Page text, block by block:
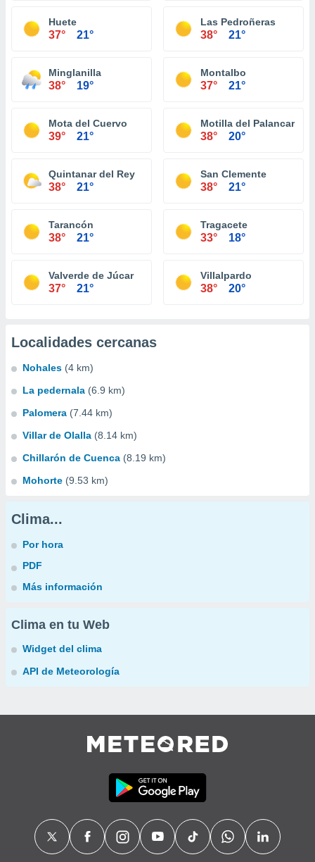
Huete
37° 21°
Las Pedroñeras
38° 21°
Minglanilla
38° 19°
Montalbo
37° 21°
Mota del Cuervo
39° 21°
Motilla del Palancar
38° 20°
Quintanar del Rey
38° 21°
San Clemente
38° 21°
Tarancón
38° 21°
Tragacete
33° 18°
Valverde de Júcar
37° 21°
Villalpardo
38° 20°
Localidades cercanas
Nohales (4 km)
La pedernala (6.9 km)
Palomera (7.44 km)
Villar de Olalla (8.14 km)
Chillarón de Cuenca (8.19 km)
Mohorte (9.53 km)
Clima...
Por hora
PDF
Más información
Clima en tu Web
Widget del clima
API de Meteorología